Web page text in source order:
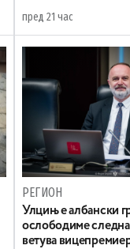
пред 21 час
РЕГИОН
Улцињ е албански
ослободиме
ветува